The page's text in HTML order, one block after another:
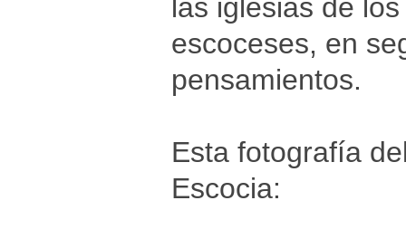
las iglesias de
escoceses, en
pensamientos.
Esta fotografía
Escocia: